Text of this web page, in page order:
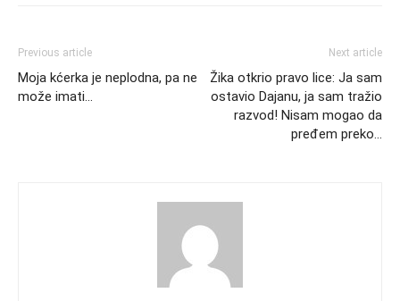
Previous article
Moja kćerka je neplodna, pa ne
može imati…
Next article
Žika otkrio pravo lice: Ja sam
ostavio Dajanu, ja sam tražio
razvod! Nisam mogao da
pređem preko…